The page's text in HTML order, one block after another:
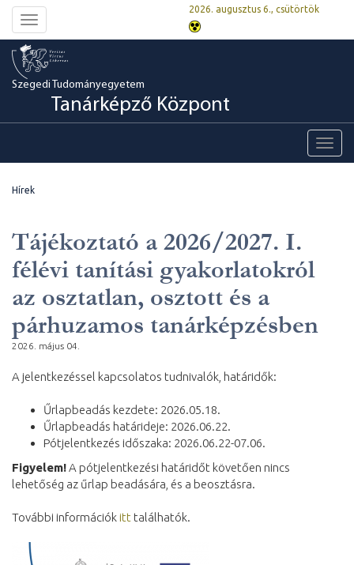
Toggle
navigation
2026. augusztus 6., csütörtök
Szegedi Tudományegyetem
Tanárképző Központ
Hírek
Tájékoztató a 2026/2027. I.
félévi tanítási gyakorlatokról
az osztatlan, osztott és a
párhuzamos tanárképzésben
2026. május 04.
A jelentkezéssel kapcsolatos tudnivalók, határidők:
Űrlapbeadás kezdete: 2026.05.18.
Űrlapbeadás határideje: 2026.06.22.
Pótjelentkezés időszaka: 2026.06.22-07.06.
Figyelem!A pótjelentkezési határidőt követően nincs
lehetőség az űrlap beadására, és a beosztásra.
További információkitt találhatók.